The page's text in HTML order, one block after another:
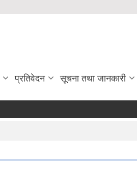
प्रतिवेदन सूचना तथा जानकारी